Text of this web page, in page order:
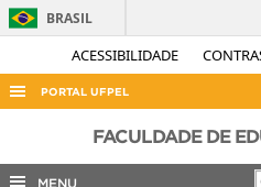
ACESSIBILIDADE
BRASIL
PORTAL UFPEL
ACESSO À INFORMAÇÃO
AUDITORIA
FACULDADE DE
MENU